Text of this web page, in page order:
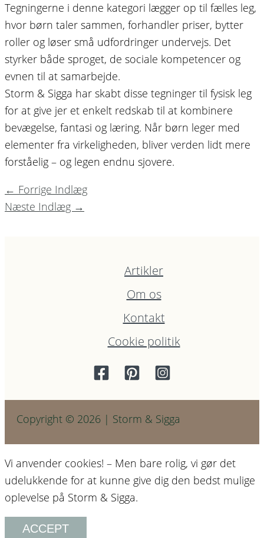
Tegningerne i denne kategori lægger op til fælles leg,
hvor børn taler sammen, forhandler priser, bytter
roller og løser små udfordringer undervejs. Det
styrker både sproget, de sociale kompetencer og
evnen til at samarbejde.
Storm & Sigga har skabt disse tegninger til fysisk leg
for at give jer et enkelt redskab til at kombinere
bevægelse, fantasi og læring. Når børn leger med
elementer fra virkeligheden, bliver verden lidt mere
forståelig – og legen endnu sjovere.
← Forrige Indlæg
Næste Indlæg →
Artikler
Om os
Kontakt
Cookie politik
Copyright © 2026 | Storm & Sigga
Vi anvender cookies! – Men bare rolig, vi gør det
udelukkende for at kunne give dig den bedst mulige
oplevelse på Storm & Sigga.
ACCEPT